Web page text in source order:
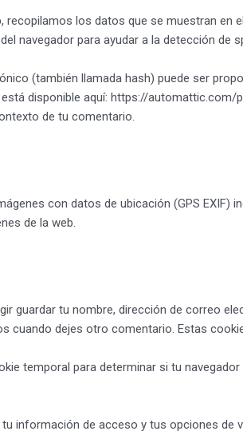
recopilamos los datos que se muestran en
navegador para ayudar a la detección de
(también llamada hash) puede ser
disponible aquí: https://automattic.com/
de tu comentario.
con datos de ubicación (GPS EXIF)
de la web.
guardar tu nombre, dirección de correo
cuando dejes otro comentario. Estas
temporal para determinar si tu
información de acceso y tus opciones de